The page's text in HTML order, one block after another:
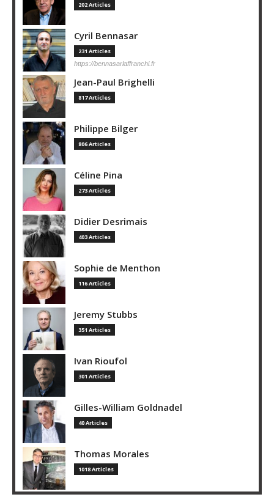
202 Articles
Cyril Bennasar
231 Articles
https://bennasarlaffranchi.fr
Jean-Paul Brighelli
817 Articles
Philippe Bilger
806 Articles
Céline Pina
273 Articles
Didier Desrimais
403 Articles
Sophie de Menthon
116 Articles
Jeremy Stubbs
351 Articles
Ivan Rioufol
301 Articles
Gilles-William Goldnadel
40 Articles
Thomas Morales
1018 Articles